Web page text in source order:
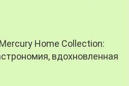
Home Collection:
вдохновленная